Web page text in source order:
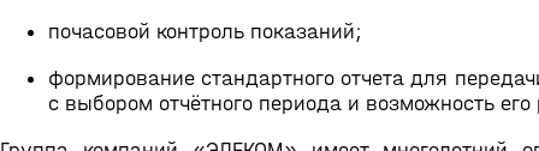
почасовой контроль показаний;
формирование стандартного отчета для
с выбором отчётного периода и возможность его